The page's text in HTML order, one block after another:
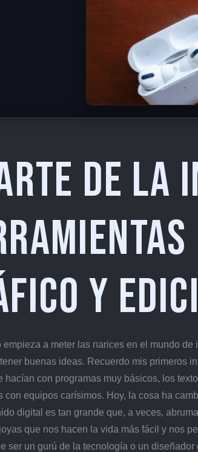
de la
y
empieza a meter las narices en el mundo
buenas ideas. Recuerdo mis primeros
hacían con programas muy básicos, los
con equipos carísimos. Hoy, la cosa ha
digital es tan grande que, a veces,
que nos hacen la vida más fácil y nos
ser un gurú de la tecnología o un